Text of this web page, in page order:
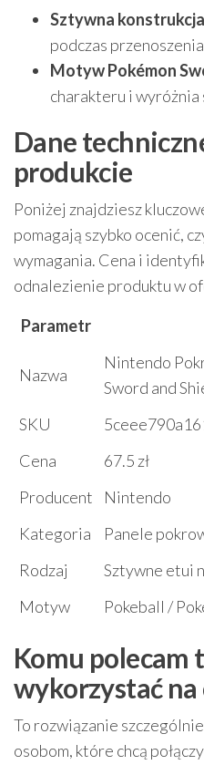
Sztywna konstrukcja
podczas
Motyw Pokémon
charakteru i wyróżnia
Dane
produkcie
Poniżej znajdziesz
pomagają szybko ocenić,
wymagania. Cena i
odnalezienie produktu w
Parametr
Nazwa
Nintendo
Sword and
SKU
Cena
67.5 zł
Producent
Nintendo
Kategoria
Panele
Rodzaj
Sztywne etui
Motyw
Pokeball /
Komu polecam
wykorzystać na
To rozwiązanie
osobom, które chcą